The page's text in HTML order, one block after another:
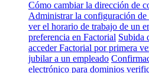
Cómo cambiar la dirección de
Administrar la configuración
ver el horario de trabajo de un
preferencia en Factorial Subida
acceder Factorial por primera
jubilar a un empleado
electrónico para dominios